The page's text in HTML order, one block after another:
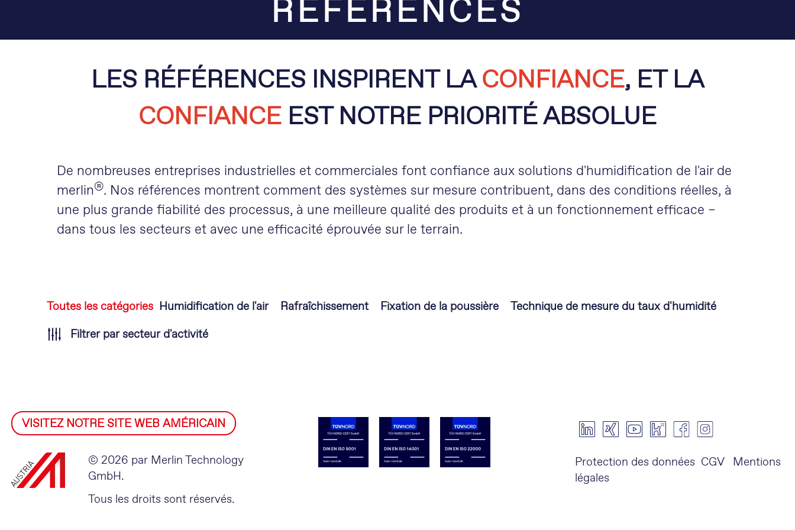
RÉFÉRENCES
LES RÉFÉRENCES INSPIRENT LACONFIANCE, ET LA
CONFIANCE EST NOTRE PRIORITÉ ABSOLUE
De nombreuses entreprises industrielles et commerciales font confiance aux solutions d'humidification de l'air de
merlin®. Nos références montrent comment des systèmes sur mesure contribuent, dans des conditions réelles, à
une plus grande fiabilité des processus, à une meilleure qualité des produits et à un fonctionnement efficace –
dans tous les secteurs et avec une efficacité éprouvée sur le terrain.
Toutes les catégoriesAller
contenu
Humidification de l'air Rafraîchissement Fixation de la poussière
Technique de mesure du taux d'humidité
Filtrer par secteur d'activité
VISITEZ NOTRE SITE WEB AMÉRICAIN
© 2026 par Merlin Technology
GmbH.
Tous les droits sont réservés.
Protection des données CGV
Mentions
légales